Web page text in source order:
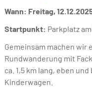
Wann: Freitag,
Startpunkt: Parkplatz
Gemeinsam machen wir
Rundwanderung mit
ca. 1,5 km lang, eben
Kinderwagen.